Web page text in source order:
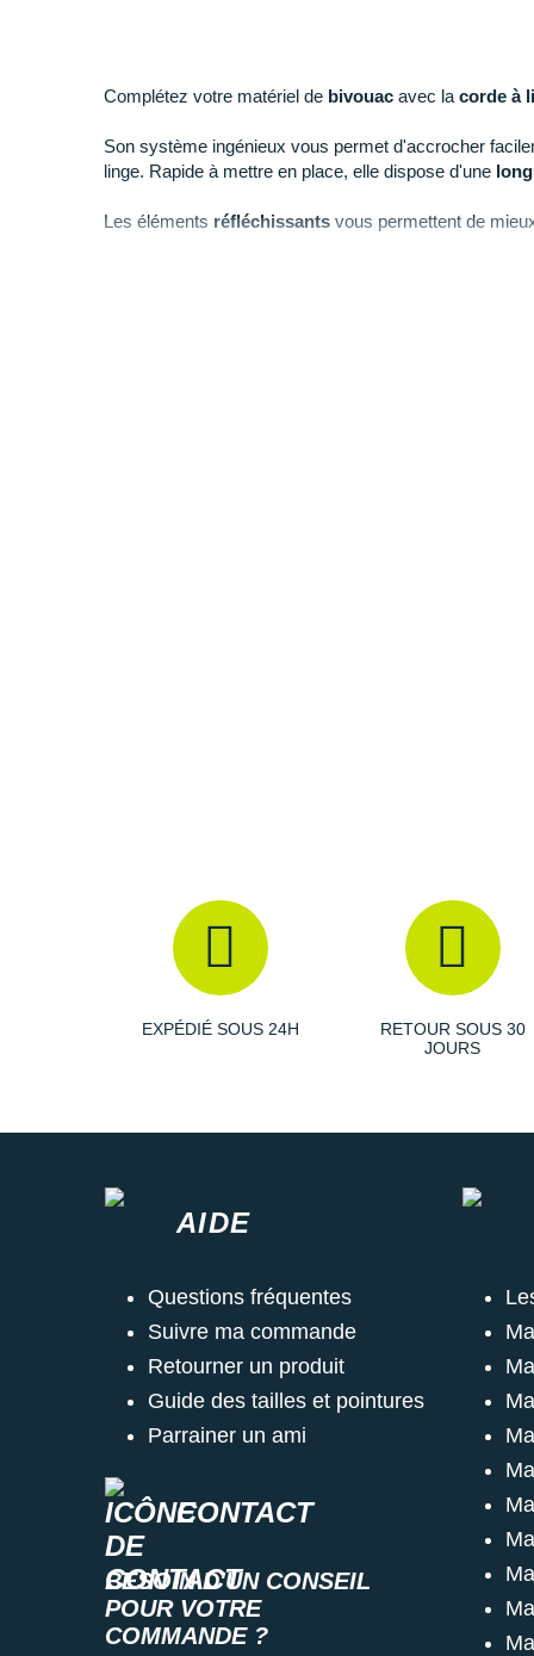
Complétez votre matériel de bivouac avec la corde à
Son système ingénieux vous permet d'accrocher
linge. Rapide à mettre en place, elle dispose d'une
Les éléments réfléchissants vous permettent de
EXPÉDIÉ SOUS 24H
RETOUR SOUS 30
JOURS
CONTACT
BESOIN D'UN CONSEIL
POUR VOTRE
COMMANDE ?
AIDE
Questions fréquentes
Suivre ma commande
Retourner un produit
Guide des tailles et pointures
Parrainer un ami